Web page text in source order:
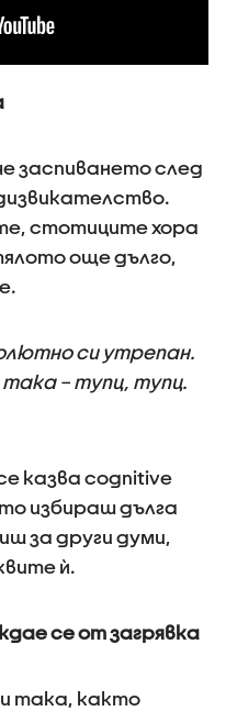
заспиването след
стотиците хора
още дълго,
си утрепан.
– тупц, тупц.
казва cognitive
избираш дълга
за други думи,
ѝ.
се от загрявка
така, както